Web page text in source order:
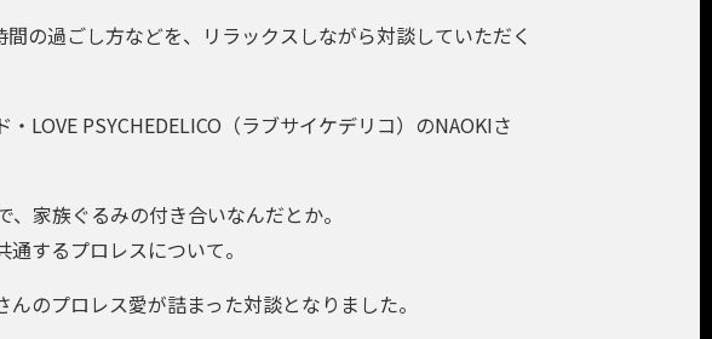
の過ごし方などを、リラックスしながら対談していただく
LOVE PSYCHEDELICO（ラブサイケデリコ）のNAOKIさ
家族ぐるみの付き合いなんだとか。
するプロレスについて。
のプロレス愛が詰まった対談となりました。